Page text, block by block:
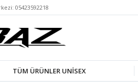
05423592218
TÜM ÜRÜNLER UNISEX